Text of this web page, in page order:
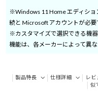
※Windows 11 Home エディショ
続と Microsoft アカウントが必要
※カスタマイズで選択できる機
機能は、各メーカーによって異な
製品特長 仕様詳細 レビ
似